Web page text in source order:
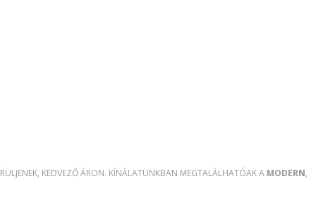
KEDVEZŐ ÁRON. KÍNÁLATUNKBAN MEGTALÁLHATÓAK A MODERN,